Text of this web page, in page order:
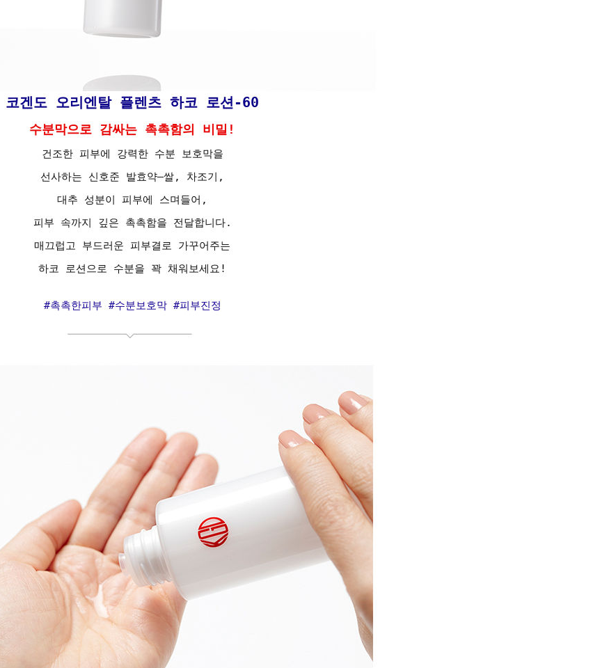
코겐도 오리엔탈 플렌츠 하코 로션-60
수분막으로 감싸는 촉촉함의 비밀!
건조한 피부에 강력한 수분 보호막을
선사하는 신호준 발효약—쌀, 차조기,
대추 성분이 피부에 스며들어,
피부 속까지 깊은 촉촉함을 전달합니다.
매끄럽고 부드러운 피부결로 가꾸어주는
하코 로션으로 수분을 꽉 채워보세요!
#촉촉한피부 #수분보호막 #피부진정